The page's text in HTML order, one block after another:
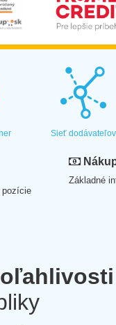
Sieť dodávateľov
pozície
Základné